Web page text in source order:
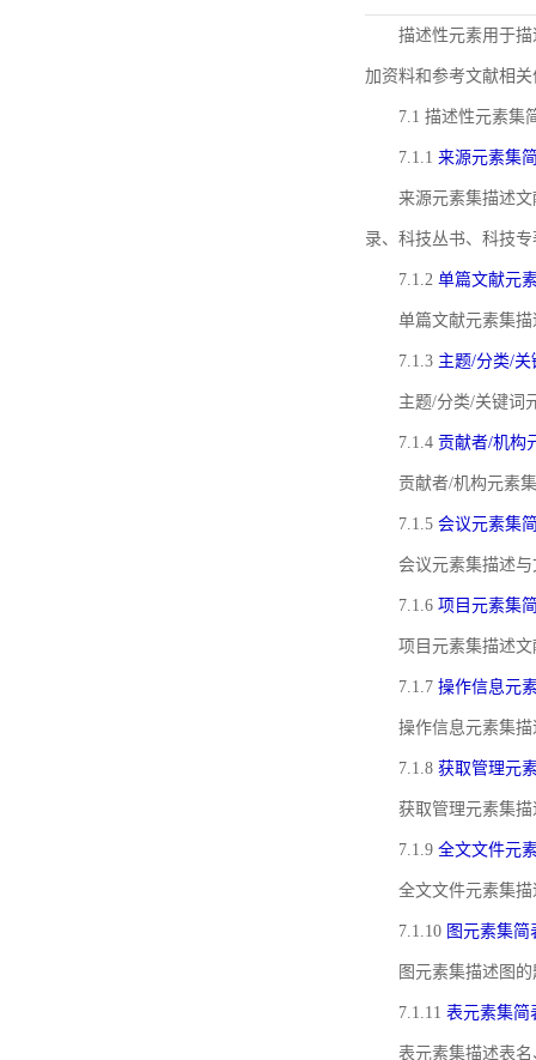
描述性元素用于
加资料和参考文献相
7.1 描述性元素集
7.1.1 来源元素集
来源元素集描述
录、科技丛书、科技
7.1.2 单篇文献元
单篇文献元素集
7.1.3 主题/分类/
主题/分类/关键词
7.1.4 贡献者/机构
贡献者/机构元素
7.1.5 会议元素集
会议元素集描述
7.1.6 项目元素集
项目元素集描述
7.1.7 操作信息元
操作信息元素集
7.1.8 获取管理元
获取管理元素集
7.1.9 全文文件元
全文文件元素集
7.1.10 图元素集简
图元素集描述图
7.1.11 表元素集简
表元素集描述表